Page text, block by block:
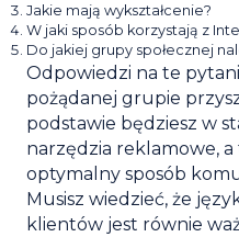
Jakie mają wykształcenie?
W jaki sposób korzystają z
Do jakiej grupy społecznej
Odpowiedzi na te
pożądanej grupie
podstawie będziesz w
narzędzia reklamowe,
optymalny sposób
Musisz wiedzieć, że
klientów jest równie